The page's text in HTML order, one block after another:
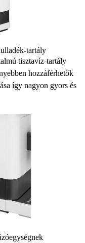
tartály
tisztavíz-tartály
hozzáférhetők
így nagyon gyors és